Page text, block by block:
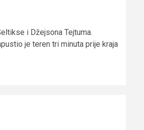
i Džejsona Tejtuma.
je teren tri minuta prije kraja